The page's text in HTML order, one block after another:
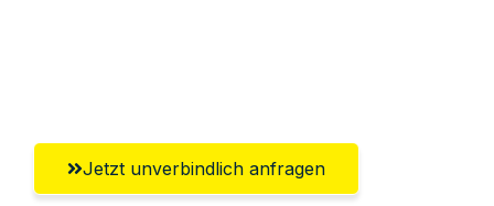
Jetzt unverbindlich anfragen